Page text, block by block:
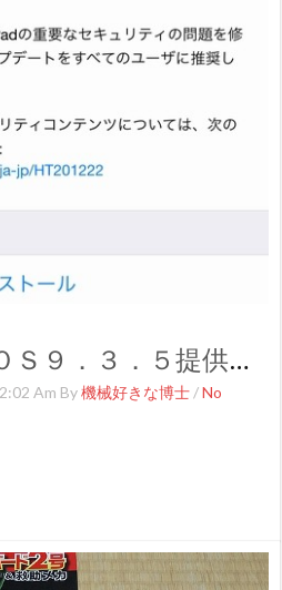
【モバイル】ｉＯＳ９．３．５提供開始
Am By機械好きな博士 /No